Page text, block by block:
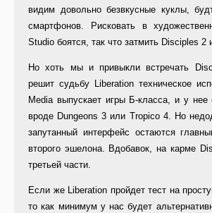
видим довольно безвкусные куклы,
смартфонов. Рисковать в
Studio боятся, так что затмить Disciples 2
Но хоть мы и привыкли встречать
решит судьбу Liberation техническое
Media выпускает игры Б-класса, и у
вроде Dungeons 3 или Tropico 4. Но
запутанный интерфейс остаются
второго эшелона. Вдобавок, на карме
третьей части.
Если же Liberation пройдет тест на
то как минимум у нас будет